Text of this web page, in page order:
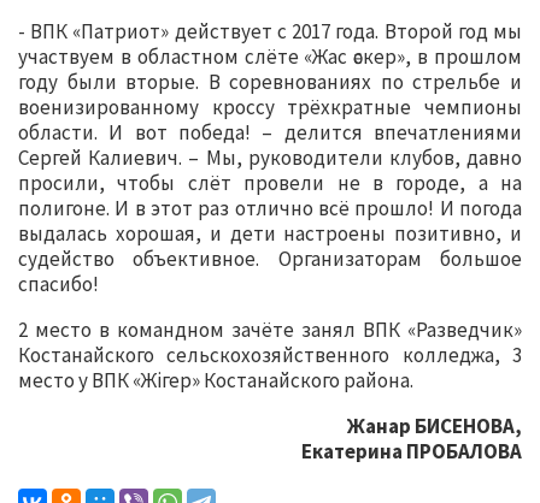
- ВПК «Патриот» действует с 2017 года. Второй год мы
участвуем в областном слёте «Жас әскер», в прошлом
году были вторые. В соревнованиях по стрельбе и
военизированному кроссу трёхкратные чемпионы
области. И вот победа! – делится впечатлениями
Сергей Калиевич. – Мы, руководители клубов, давно
просили, чтобы слёт провели не в городе, а на
полигоне. И в этот раз отлично всё прошло! И погода
выдалась хорошая, и дети настроены позитивно, и
судейство объективное. Организаторам большое
спасибо!
2 место в командном зачёте занял ВПК «Разведчик»
Костанайского сельскохозяйственного колледжа, 3
место у ВПК «Жігер» Костанайского района.
Жанар БИСЕНОВА,
Екатерина ПРОБАЛОВА